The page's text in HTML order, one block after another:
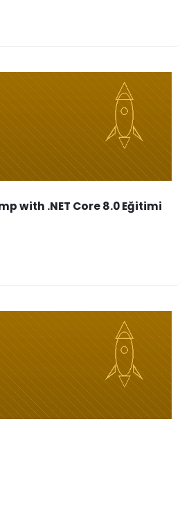
with .NET Core 8.0 Eğitimi